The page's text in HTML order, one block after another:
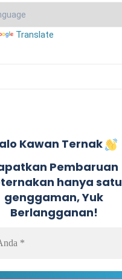
Translate
Kawan Ternak
Pembaruan
hanya satu
genggaman, Yuk
Berlangganan!